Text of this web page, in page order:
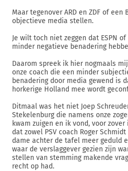
Maar tegenover ARD en ZDF of een
objectieve media stellen.
Je wilt toch niet zeggen dat ESPN
minder negatieve benadering
Daarom spreek ik hier nogmaals
onze coach die een minder
benadering door media gewend is
horkerige Holland mee wordt
Ditmaal was het niet Joep
Stekelenburg die namens onze
kwam zuigen en ik vond, voor
dat zowel PSV coach Roger
dame achter de tafel meer geduld
waar de verslaggever gezien zijn
stellen van stemming makende
recht op had.